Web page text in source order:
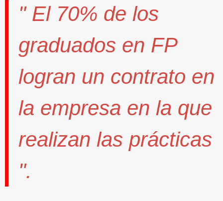
" El 70% de los
graduados en FP
logran un contrato en
la empresa en la que
realizan las prácticas
".